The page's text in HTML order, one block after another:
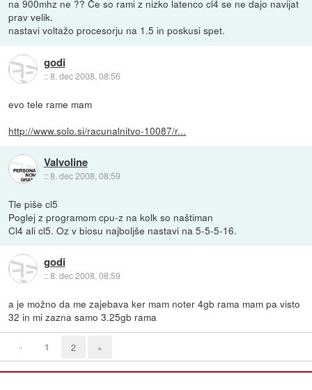
na 900mhz ne ?? Če so rami z nizko latenco cl4 se ne dajo navijat
prav velik.
nastavi voltažo procesorju na 1.5 in poskusi spet.
godi
::8. dec 2008, 08:56
evo tele rame mam
http://www.solo.si/racunalnitvo-10087/r...
Valvoline
::8. dec 2008, 08:59
Tle piše cl5
Poglej z programom cpu-z na kolk so naštiman
Cl4 ali cl5. Oz v biosu najboljše nastavi na 5-5-5-16.
godi
::8. dec 2008, 08:59
a je možno da me zajebava ker mam noter 4gb rama mam pa visto
32 in mi zazna samo 3.25gb rama
« 1 2 »